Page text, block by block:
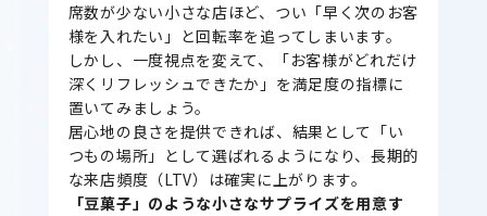
席数が少ない小さな店ほど、つい「早く次のお客
様を入れたい」と回転率を追ってしまいます。
しかし、一度視点を変えて、「お客様がどれだけ
深くリフレッシュできたか」を満足度の指標に
置いてみましょう。
居心地の良さを提供できれば、結果として「い
つもの場所」として選ばれるようになり、長期的
な来店頻度（LTV）は確実に上がります。
「豆菓子」のような小さなサプライズを用意す